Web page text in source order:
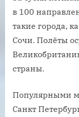
в 100
такие города,
Сочи. Полёты
страны.
Популярными
Санкт